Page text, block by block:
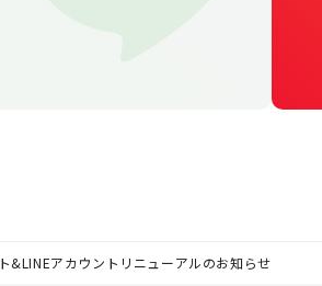
&LINEアカウントリニューアルのお知らせ